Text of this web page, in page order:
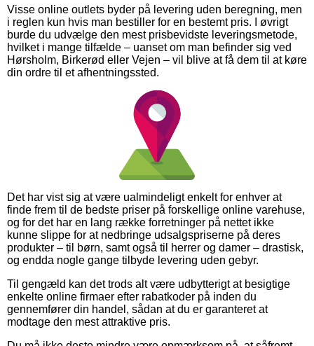
Visse online outlets byder på levering uden beregning, men
i reglen kun hvis man bestiller for en bestemt pris. I øvrigt
burde du udvælge den mest prisbevidste leveringsmetode,
hvilket i mange tilfælde – uanset om man befinder sig ved
Hørsholm, Birkerød eller Vejen – vil blive at få dem til at køre
din ordre til et afhentningssted.
Det har vist sig at være ualmindeligt enkelt for enhver at
finde frem til de bedste priser på forskellige online varehuse,
og for det har en lang række forretninger på nettet ikke
kunne slippe for at nedbringe udsalgspriserne på deres
produkter – til børn, samt også til herrer og damer – drastisk,
og endda nogle gange tilbyde levering uden gebyr.
Til gengæld kan det trods alt være udbytterigt at besigtige
enkelte online firmaer efter rabatkoder på inden du
gennemfører din handel, sådan at du er garanteret at
modtage den mest attraktive pris.